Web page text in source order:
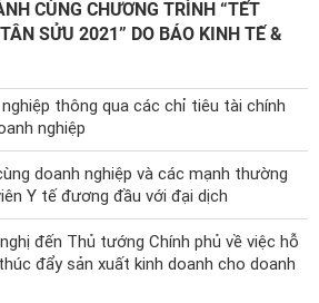
CÙNG CHƯƠNG TRÌNH “TẾT
SỬU 2021” DO BÁO KINH TẾ &
thông qua các chỉ tiêu tài chính
nghiệp
doanh nghiệp và các mạnh thường
Y tế đương đầu với đại dịch
đến Thủ tướng Chính phủ về việc hỗ
đẩy sản xuất kinh doanh cho doanh